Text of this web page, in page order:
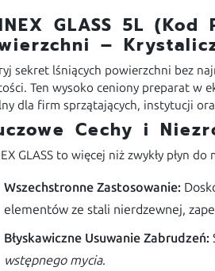
GLASS 5L
–
sekret lśniących powierzchni bez
Ten wysoko ceniony preparat w
dla firm sprzątających, instytucji
Cechy i
GLASS to więcej niż zwykły płyn
Wszechstronne Zastosowanie:
elementów ze stali nierdzewnej,
Błyskawiczne Usuwanie Zabrudzeń:
wstępnego mycia.